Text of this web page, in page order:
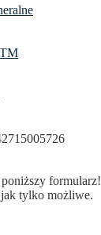
formularz!
tylko możliwe.